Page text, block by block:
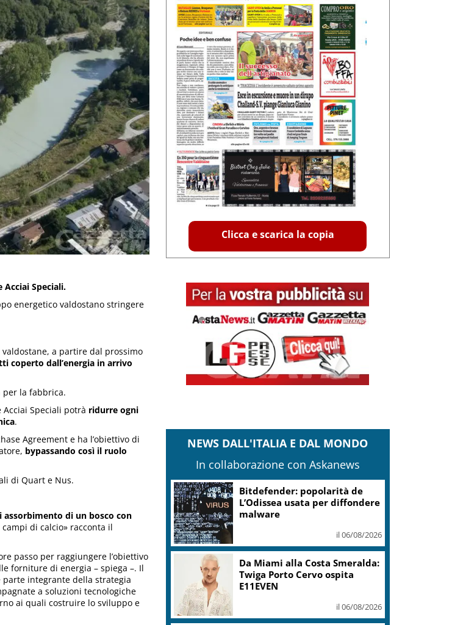
Acciai Speciali.
energetico valdostano stringere
a partire dal prossimo
coperto dall’energia in arrivo
per la fabbrica.
Speciali potrà ridurre ogni
.
Agreement e ha l’obiettivo di
bypassando così il ruolo
di Quart e Nus.
assorbimento di un bosco con
di calcio» racconta il
passo per raggiungere l’obiettivo
forniture di energia – spiega –. Il
parte integrante della strategia
a soluzioni tecnologiche
ai quali costruire lo sviluppo e
Clicca e scarica la copia
NEWS DALL'ITALIA E DAL MONDO
In collaborazione con Askanews
Bitdefender: popolarità de
L’Odissea usata per diffondere
malware
il 06/08/2026
Da Miami alla Costa Smeralda:
Twiga Porto Cervo ospita
E11EVEN
il 06/08/2026